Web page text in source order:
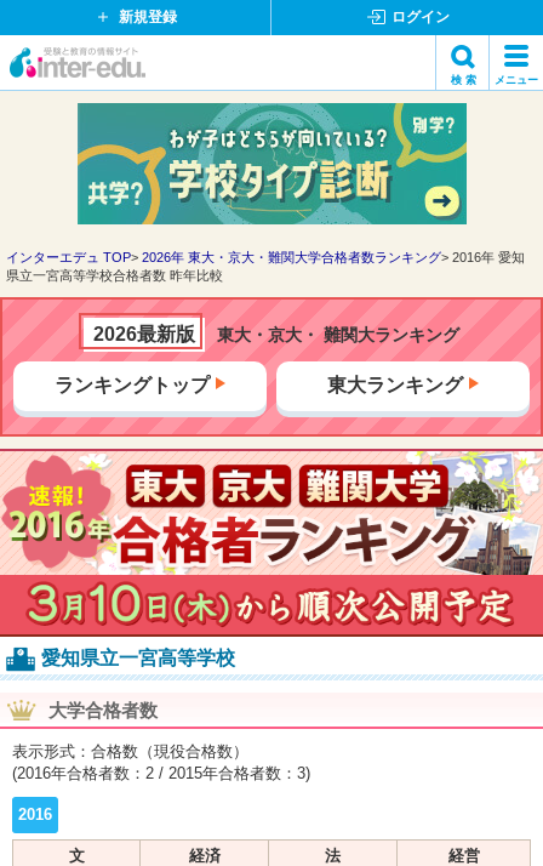
新規登録 ログイン
イ
ド
ッ
ト
検 索 メニュー
検索
インターエデュ TOP 2026年 東大・京大・難関大学合格者数ランキング
2016年 愛知
県立一宮高等学校合格者数 昨年比較
2026最新版 東大・京大・ 難関大ランキング
ランキングトップ 東大ランキング
愛知県立一宮高等学校
大学合格者数
表示形式：合格数（現役合格数）
(2016年合格者数：2 / 2015年合格者数：3)
2016
文 経済 法
経営